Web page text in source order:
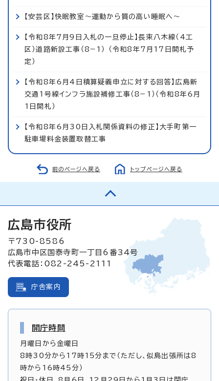
【安芸区】快眠教室～運動から質の高い睡眠へ～
【令和8年7月9日入札の一旦停止】長束八木線（4工
区）道路新設工事（8−1） （令和8年7月17日開札予
定）
【令和8年6月4日積算疑義申立に対する回答】広島新
交通1号線インフラ施設補修工事（8−1）（令和8年6月
1日開札）
【令和8年6月30日入札関係資料の修正】大手町第一
駐車場料金装置取替工事
前のページへ戻る トップページへ戻る
広島市役所
〒730-8586
広島市中区国泰寺町一丁目6番34号
代表電話：082-245-2111
庁舎案内
開庁時間
月曜日から金曜日
8時30分から17時15分まで（ただし、似島出張所は8
時から16時45分）